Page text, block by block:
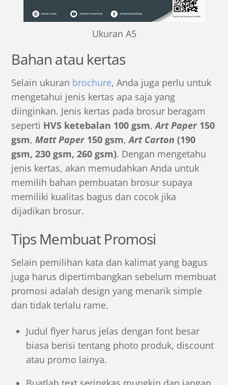
Ukuran A5
Bahan atau kertas
Selain ukuran brochure, Anda juga perlu untuk
mengetahui jenis kertas apa saja yang
diinginkan. Jenis kertas pada brosur beragam
seperti HVS ketebalan 100 gsm,Art Paper 150
gsm,Matt Paper 150 gsm,Art Carton (190
gsm, 230 gsm, 260 gsm). Dengan mengetahu
jenis kertas, akan memudahkan Anda untuk
memilih bahan pembuatan brosur supaya
memiliki kualitas bagus dan cocok jika
dijadikan brosur.
Tips Membuat Promosi
Selain pemilihan kata dan kalimat yang bagus
juga harus dipertimbangkan sebelum membuat
promosi adalah design yang menarik simple
dan tidak terlalu rame.
Judul flyer harus jelas dengan font besar
biasa berisi tentang photo produk, discount
atau promo lainya.